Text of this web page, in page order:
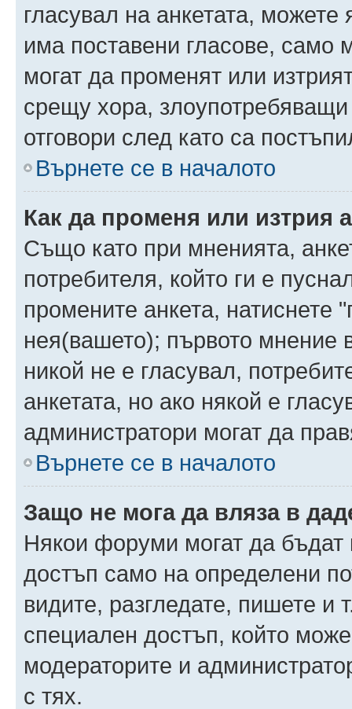
гласувал на анкетата,
има поставени гласове, само
могат да променят или
срещу хора,
отговори след като са
Върнете се в началото
Как да променя или изтрия
Също като при мненията,
потребителя, който ги е
промените анкета, натиснете
нея(вашето); първото мнение
никой не е гласувал,
анкетата, но ако някой е
администратори могат да
Върнете се в началото
Защо не мога да вляза в
Някои форуми могат да бъдат
достъп само на определени
видите, разгледате, пишете
специален достъп, който
модераторите и
с тях.